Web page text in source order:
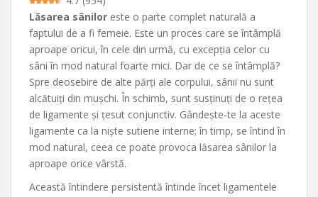
Lăsarea sânilor este o parte complet naturală a
faptului de a fi femeie. Este un proces care se întâmplă
aproape oricui, în cele din urmă, cu excepția celor cu
sâni în mod natural foarte mici. Dar de ce se întâmplă?
Spre deosebire de alte părți ale corpului, sânii nu sunt
alcătuiți din mușchi. În schimb, sunt susținuți de o rețea
de ligamente și țesut conjunctiv. Gândește-te la aceste
ligamente ca la niște sutiene interne; în timp, se întind în
mod natural, ceea ce poate provoca lăsarea sânilor la
aproape orice vârstă.
Această întindere persistentă întinde încet ligamentele